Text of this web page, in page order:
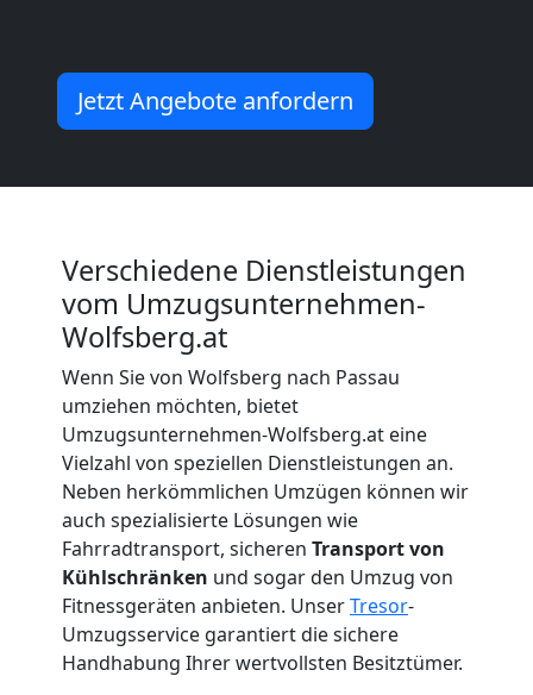
Jetzt Angebote anfordern
Verschiedene Dienstleistungen
vom Umzugsunternehmen-
Wolfsberg.at
Wenn Sie von Wolfsberg nach Passau
umziehen möchten, bietet
Umzugsunternehmen-Wolfsberg.at eine
Vielzahl von speziellen Dienstleistungen an.
Neben herkömmlichen Umzügen können wir
auch spezialisierte Lösungen wie
Fahrradtransport, sicheren Transport von
Kühlschränken und sogar den Umzug von
Fitnessgeräten anbieten. UnserTresor-
Umzugsservice garantiert die sichere
Handhabung Ihrer wertvollsten Besitztümer.
Möbeltransport
Wolfsberg
Beiladung
Wolfsberg
Mini
Umzug
Wolfsberg
Umzug